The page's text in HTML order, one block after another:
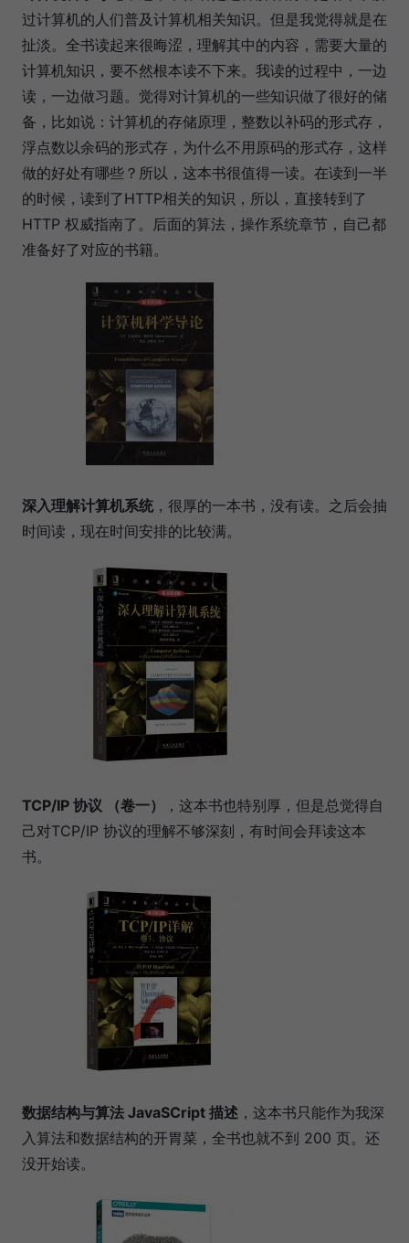
过计算机的人们普及计算机相关知识。但是我觉得就是在
扯淡。全书读起来很晦涩，理解其中的内容，需要大量的
计算机知识，要不然根本读不下来。我读的过程中，一边
读，一边做习题。觉得对计算机的一些知识做了很好的储
备，比如说：计算机的存储原理，整数以补码的形式存，
浮点数以余码的形式存，为什么不用原码的形式存，这样
做的好处有哪些？所以，这本书很值得一读。在读到一半
的时候，读到了HTTP相关的知识，所以，直接转到了
HTTP 权威指南了。后面的算法，操作系统章节，自己都
准备好了对应的书籍。
深入理解计算机系统，很厚的一本书，没有读。之后会抽
时间读，现在时间安排的比较满。
TCP/IP 协议 （卷一）
，这本书也特别厚，但是总觉得自
己对TCP/IP 协议的理解不够深刻，有时间会拜读这本
书。
数据结构与算法 JavaSCript 描述 ，这本书只能作为我深
入算法和数据结构的开胃菜，全书也就不到 200 页。还
没开始读。